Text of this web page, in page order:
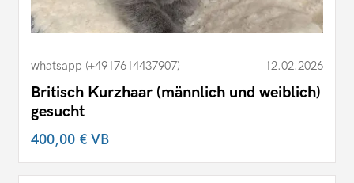
whatsapp (+4917614437907) 12.02.2026
Britisch Kurzhaar (männlich und weiblich)
gesucht
400,00 €VB